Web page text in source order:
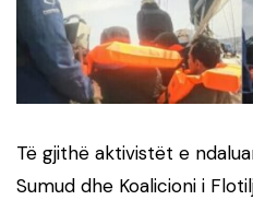
Të gjithë aktivistët e
Sumud dhe Koalicioni i